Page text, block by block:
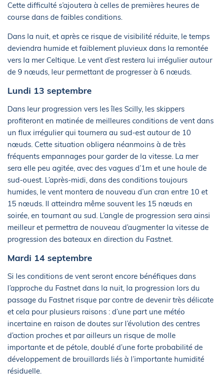
Cette difficulté s’ajoutera à celles de premières heures de
course dans de faibles conditions.
Dans la nuit, et après ce risque de visibilité réduite, le temps
deviendra humide et faiblement pluvieux dans la remontée
vers la mer Celtique. Le vent d’est restera lui irrégulier autour
de 9 nœuds, leur permettant de progresser à 6 nœuds.
Lundi 13 septembre
Dans leur progression vers les îles Scilly, les skippers
profiteront en matinée de meilleures conditions de vent dans
un flux irrégulier qui tournera au sud-est autour de 10
nœuds. Cette situation obligera néanmoins à de très
fréquents empannages pour garder de la vitesse. La mer
sera elle peu agitée, avec des vagues d’1m et une houle de
sud-ouest. L’après-midi, dans des conditions toujours
humides, le vent montera de nouveau d’un cran entre 10 et
15 nœuds. Il atteindra même souvent les 15 nœuds en
soirée, en tournant au sud. L’angle de progression sera ainsi
meilleur et permettra de nouveau d’augmenter la vitesse de
progression des bateaux en direction du Fastnet.
Mardi 14 septembre
Si les conditions de vent seront encore bénéfiques dans
l’approche du Fastnet dans la nuit, la progression lors du
passage du Fastnet risque par contre de devenir très délicate
et cela pour plusieurs raisons : d’une part une météo
incertaine en raison de doutes sur l’évolution des centres
d’action proches et par ailleurs un risque de molle
importante et de pétole, doublé d’une forte probabilité de
développement de brouillards liés à l’importante humidité
résiduelle.